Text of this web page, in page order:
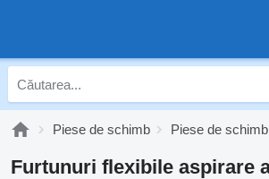
Piese de schimb Piese de
Furtunuri flexibile aspirare